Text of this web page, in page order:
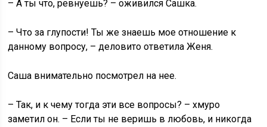
– А ты что, ревнуешь? – оживился Сашка.
– Что за глупости! Ты же знаешь мое отношение к
данному вопросу, – деловито ответила Женя.
Саша внимательно посмотрел на нее.
– Так, и к чему тогда эти все вопросы? – хмуро
заметил он. – Если ты не веришь в любовь, и никогда